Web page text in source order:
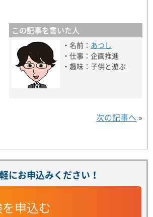
この記事を書いた人
・名前： あつし
・仕事：企画推進
・趣味：子供と遊ぶ
次の記事へ »
にお申込みください！
申込む